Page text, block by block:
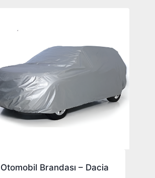
Otomobil Brandası – Dacia